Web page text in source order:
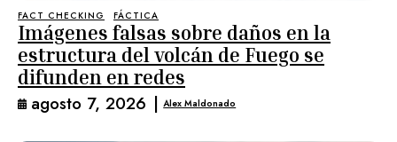
FACT CHECKING FÁCTICA
Imágenes falsas sobre daños en la
estructura del volcán de Fuego se
difunden en redes
agosto 7, 2026 | Alex Maldonado